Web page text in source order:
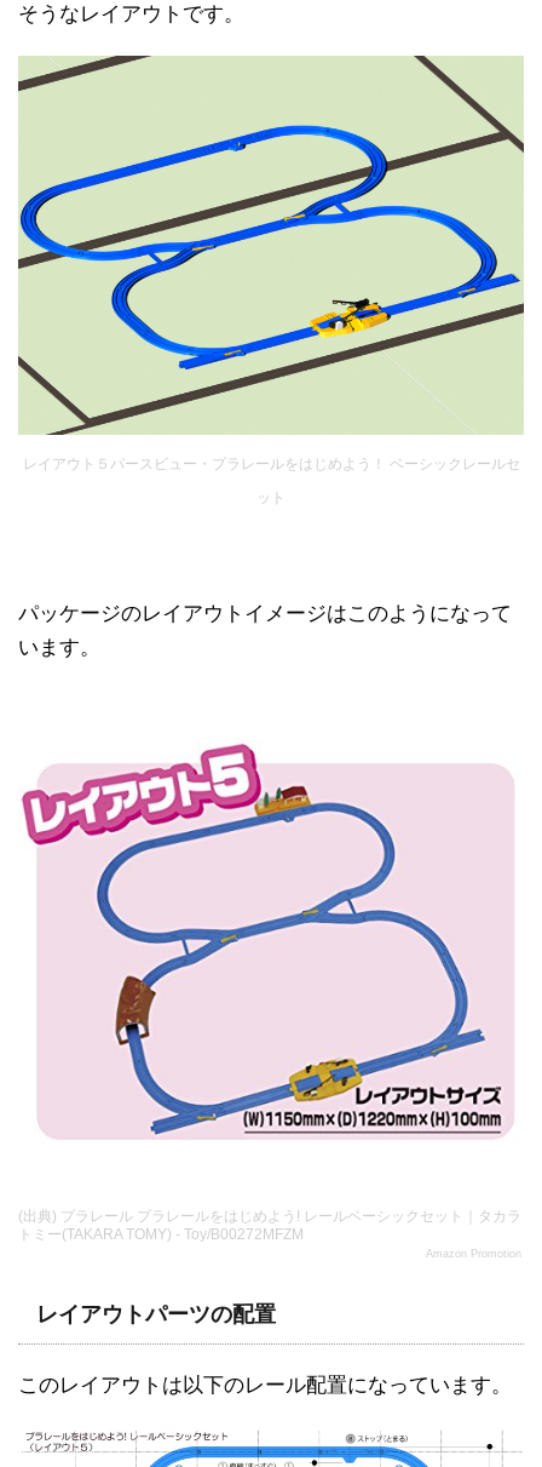
そうなレイアウトです。
レイアウト５パースビュー・プラレールをはじめよう！ ベーシックレールセ
ット
パッケージのレイアウトイメージはこのようになって
います。
(出典) プラレール プラレールをはじめよう! レールベーシックセット｜タカラ
トミー(TAKARA TOMY) - Toy/B00272MFZM
Amazon Promotion
レイアウトパーツの配置
このレイアウトは以下のレール配置になっています。